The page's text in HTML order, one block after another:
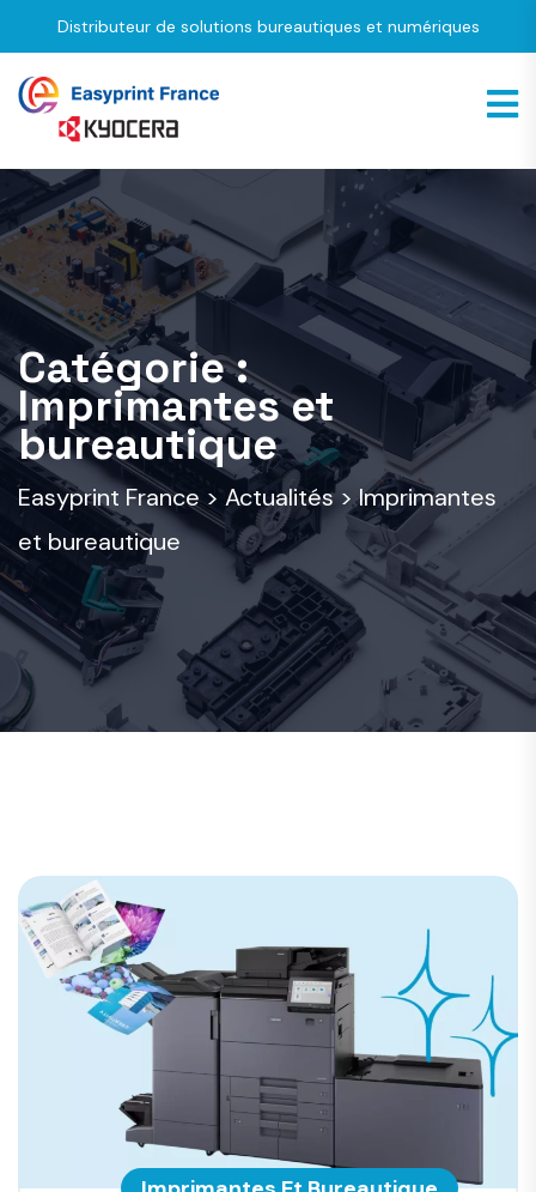
Distributeur de solutions bureautiques et numériques
Catégorie :
Imprimantes et
bureautique
Easyprint France>Actualités>Imprimantes
et bureautique